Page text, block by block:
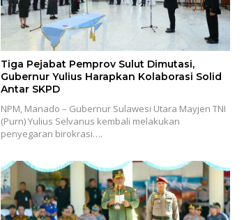
Tiga Pejabat Pemprov Sulut Dimutasi,
Gubernur Yulius Harapkan Kolaborasi Solid
Antar SKPD
NPM, Manado – Gubernur Sulawesi Utara Mayjen TNI
(Purn) Yulius Selvanus kembali melakukan
penyegaran birokrasi….